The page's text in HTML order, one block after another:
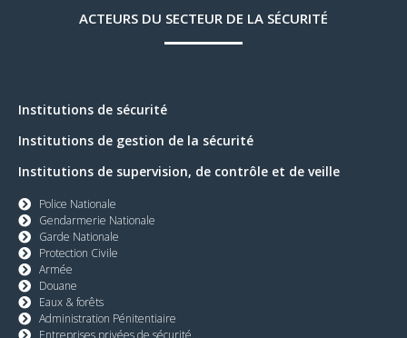
ACTEURS DU SECTEUR DE LA SÉCURITÉ
Institutions de sécurité
Institutions de gestion de la sécurité
Institutions de supervision, de contrôle et de veille
Police Nationale
Gendarmerie Nationale
Garde Nationale
Protection Civile
Armée
Douane
Eaux & forêts
Administration Pénitentiaire